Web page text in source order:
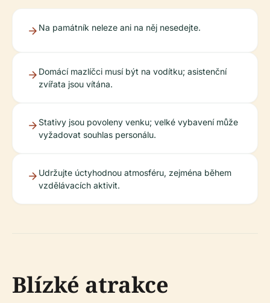
Na památník neleze ani na něj nesedejte.
Domácí mazlíčci musí být na vodítku; asistenční
zvířata jsou vítána.
Stativy jsou povoleny venku; velké vybavení může
vyžadovat souhlas personálu.
Udržujte úctyhodnou atmosféru, zejména během
vzdělávacích aktivit.
Blízké atrakce